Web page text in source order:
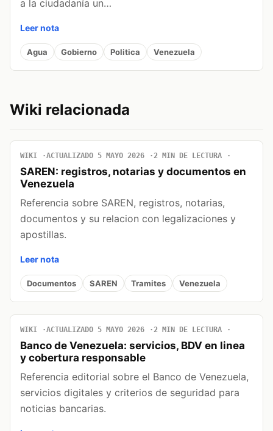
a la ciudadanía un…
Leer nota
Agua Gobierno Politica Venezuela
Wiki relacionada
WIKI ACTUALIZADO 5 MAYO 2026 2 MIN DE LECTURA
SAREN: registros, notarias y documentos en
Venezuela
Referencia sobre SAREN, registros, notarias,
documentos y su relacion con legalizaciones y
apostillas.
Leer nota
Documentos SAREN Tramites Venezuela
WIKI ACTUALIZADO 5 MAYO 2026 2 MIN DE LECTURA
Banco de Venezuela: servicios, BDV en linea
y cobertura responsable
Referencia editorial sobre el Banco de Venezuela,
servicios digitales y criterios de seguridad para
noticias bancarias.